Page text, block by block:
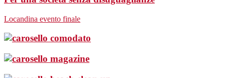
Locandina evento finale